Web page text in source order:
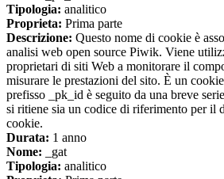
Tipologia: analitico
Proprieta: Prima parte
Descrizione: Questo nome di cookie è
analisi web open source Piwik. Viene
proprietari di siti Web a monitorare il
misurare le prestazioni del sito. È un
prefisso _pk_id è seguito da una breve
si ritiene sia un codice di riferimento per il
cookie.
Durata: 1 anno
Nome: _gat
Tipologia: analitico